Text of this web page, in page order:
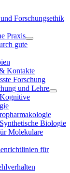
Forschungsethik
Praxis
gute
Kontakte
Forschung
und Lehre
Biologie
Molekulare
für